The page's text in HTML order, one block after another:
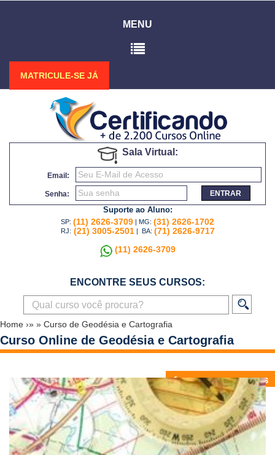
MENU
MATRICULE-SE JÁ
Sala Virtual:
Email:
Senha: ENTRAR
Suporte ao Aluno:
SP: (11) 2626-3709 | MG: (31) 2626-1702
RJ: (21) 3005-2501 | BA: (71) 2626-9717
(11) 2626-3709
ENCONTRE SEUS CURSOS:
Home ›» » Curso de Geodésia e Cartografia
Curso Online de Geodésia e Cartografia